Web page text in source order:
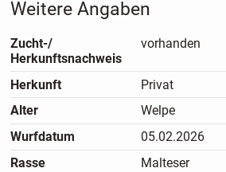
mit allem was das Hundekind am
Weitere Angaben
Zucht-/
Herkunftsnachweis
vorhanden
Herkunft
Privat
Alter
Welpe
Wurfdatum
05.02.2026
Rasse
Malteser